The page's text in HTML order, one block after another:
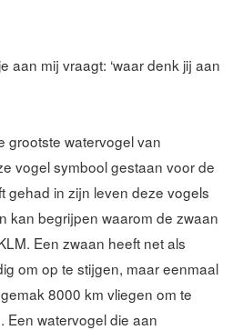
aan mij vraagt: ‘waar denk jij aan
grootste watervogel van
vogel symbool gestaan voor de
gehad in zijn leven deze vogels
kan begrijpen waarom de zwaan
Een zwaan heeft net als
om op te stijgen, maar eenmaal
8000 km vliegen om te
Een watervogel die aan